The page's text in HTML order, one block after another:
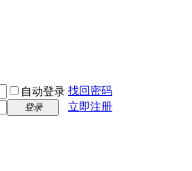
自动登录 找回密码
登录
立即注册